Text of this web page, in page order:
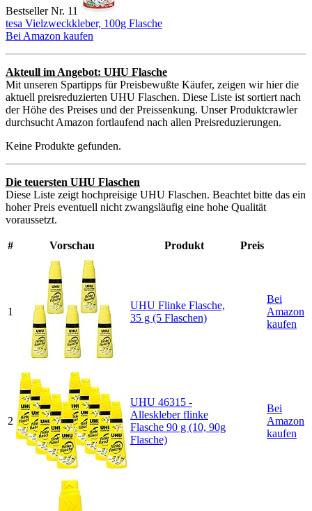
Bestseller Nr. 11
tesa Vielzweckkleber, 100g Flasche
Bei Amazon kaufen
Akteull im Angebot: UHU Flasche
Mit unseren Spartipps für Preisbewußte Käufer, zeigen wir hier die
aktuell preisreduzierten UHU Flaschen. Diese Liste ist sortiert nach
der Höhe des Preises und der Preissenkung. Unser Produktcrawler
durchsucht Amazon fortlaufend nach allen Preisreduzierungen.
Keine Produkte gefunden.
Die teuersten UHU Flaschen
Diese Liste zeigt hochpreisige UHU Flaschen. Beachtet bitte das ein
hoher Preis eventuell nicht zwangsläufig eine hohe Qualität
voraussetzt.
# Vorschau Produkt Preis
1
UHU Flinke Flasche,
35 g (5 Flaschen)
Bei
Amazon
kaufen
2
UHU 46315 -
Alleskleber flinke
Flasche 90 g (10, 90g
Flasche)
Bei
Amazon
kaufen